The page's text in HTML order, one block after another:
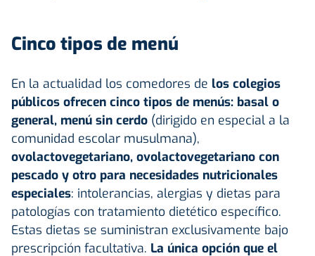
Cinco tipos de menú
En la actualidad los comedores de los colegios
públicos ofrecen cinco tipos de menús: basal o
general, menú sin cerdo (dirigido en especial a la
comunidad escolar musulmana),
ovolactovegetariano, ovolactovegetariano con
pescado y otro para necesidades nutricionales
especiales: intolerancias, alergias y dietas para
patologías con tratamiento dietético específico.
Estas dietas se suministran exclusivamente bajo
prescripción facultativa. La única opción que el